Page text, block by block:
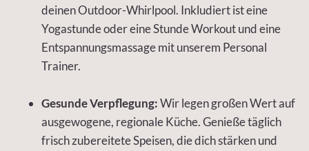
deinen Outdoor-Whirlpool. Inkludiert ist eine
Yogastunde oder eine Stunde Workout und eine
Entspannungsmassage mit unserem Personal
Trainer.
Gesunde Verpflegung:Wir legen großen Wert auf
ausgewogene, regionale Küche. Genieße täglich
frisch zubereitete Speisen, die dich stärken und